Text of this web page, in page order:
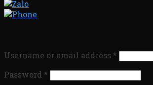
Username or email address*
Password*